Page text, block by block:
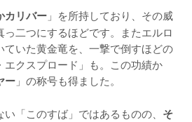
カリバー 」を所持しており、その威
二つにするほどです。またエルロ
ていた黄金竜を、一撃で倒すほどの
エクスプロード」も。この功績か
ー 」の称号も得ました。
「このすば」ではあるものの、 そ